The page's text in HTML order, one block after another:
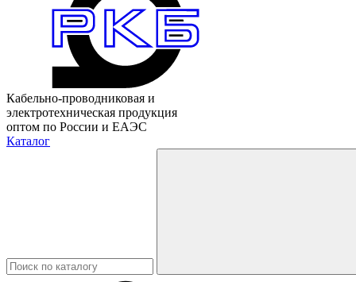
Кабельно-проводниковая и
электротехническая продукция
оптом по России и ЕАЭС
Каталог